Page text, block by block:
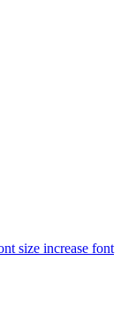
increase font